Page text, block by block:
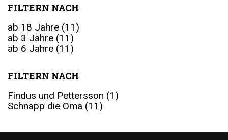
FILTERN NACH
ab 18 Jahre (11)
ab 3 Jahre (11)
ab 6 Jahre (11)
FILTERN NACH
Findus und Pettersson (1)
Schnapp die Oma (11)